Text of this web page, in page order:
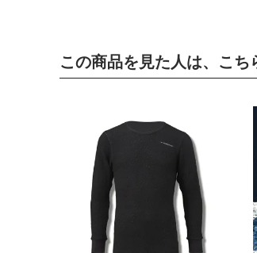
この商品を見た人は、こ